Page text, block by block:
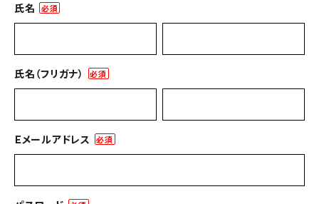
氏名
(必
氏名（フリガナ）
(必
Ｅメールアドレス
(必